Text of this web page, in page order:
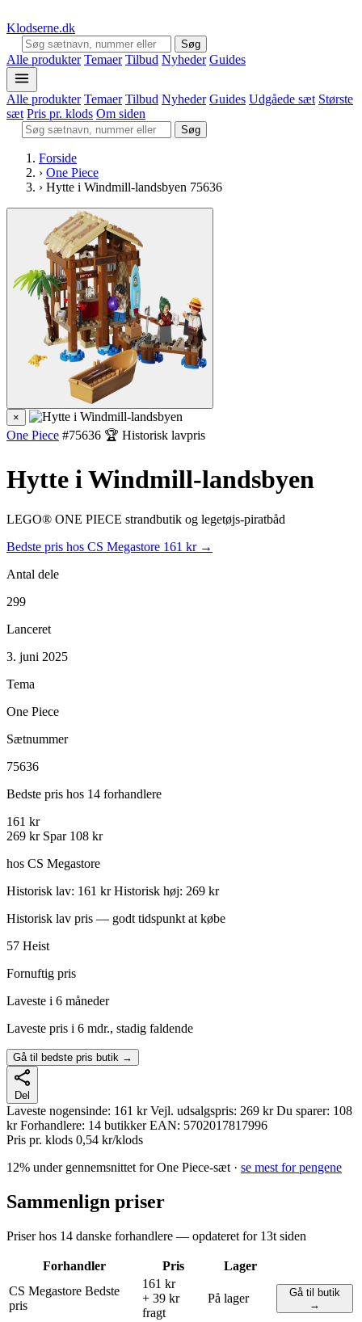
Klodserne.dk
Søg
Alle produkter Temaer Tilbud Nyheder Guides
Alle produkter Temaer Tilbud Nyheder Guides Udgåede sæt Største
sæt Pris pr. klods Om siden
Søg
Forside
› One Piece
› Hytte i Windmill-landsbyen 75636
×
One Piece #75636 🏆 Historisk lavpris
Hytte i Windmill-landsbyen
LEGO® ONE PIECE strandbutik og legetøjs-piratbåd
Bedste pris hos CS Megastore 161 kr →
Antal dele
299
Lanceret
3. juni 2025
Tema
One Piece
Sætnummer
75636
Bedste pris hos 14 forhandlere
161 kr
269 kr Spar 108 kr
hos CS Megastore
Historisk lav: 161 kr Historisk høj: 269 kr
Historisk lav pris — godt tidspunkt at købe
57 Heist
Fornuftig pris
Laveste i 6 måneder
Laveste pris i 6 mdr., stadig faldende
Gå til bedste pris butik →
Del
Laveste nogensinde: 161 kr Vejl. udsalgspris: 269 kr Du sparer: 108
kr Forhandlere: 14 butikker EAN: 5702017817996
Pris pr. klods 0,54 kr/klods
12% under gennemsnittet for One Piece-sæt · se mest for pengene
Sammenlign priser
Priser hos 14 danske forhandlere — opdateret for 13t siden
Forhandler Pris
Lager
CS Megastore Bedste
pris
161 kr
+ 39 kr
fragt
På lager
Gå til butik
→